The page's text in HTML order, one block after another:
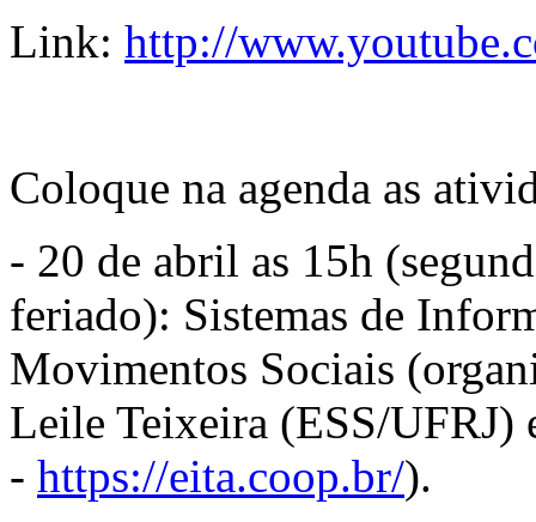
Link: http://
Coloque na agenda as
- 20 de abril as 15h
feriado): Sistemas de
Movimentos Sociais
Leile Teixeira (ESS/
- https://eita.coop.br/).